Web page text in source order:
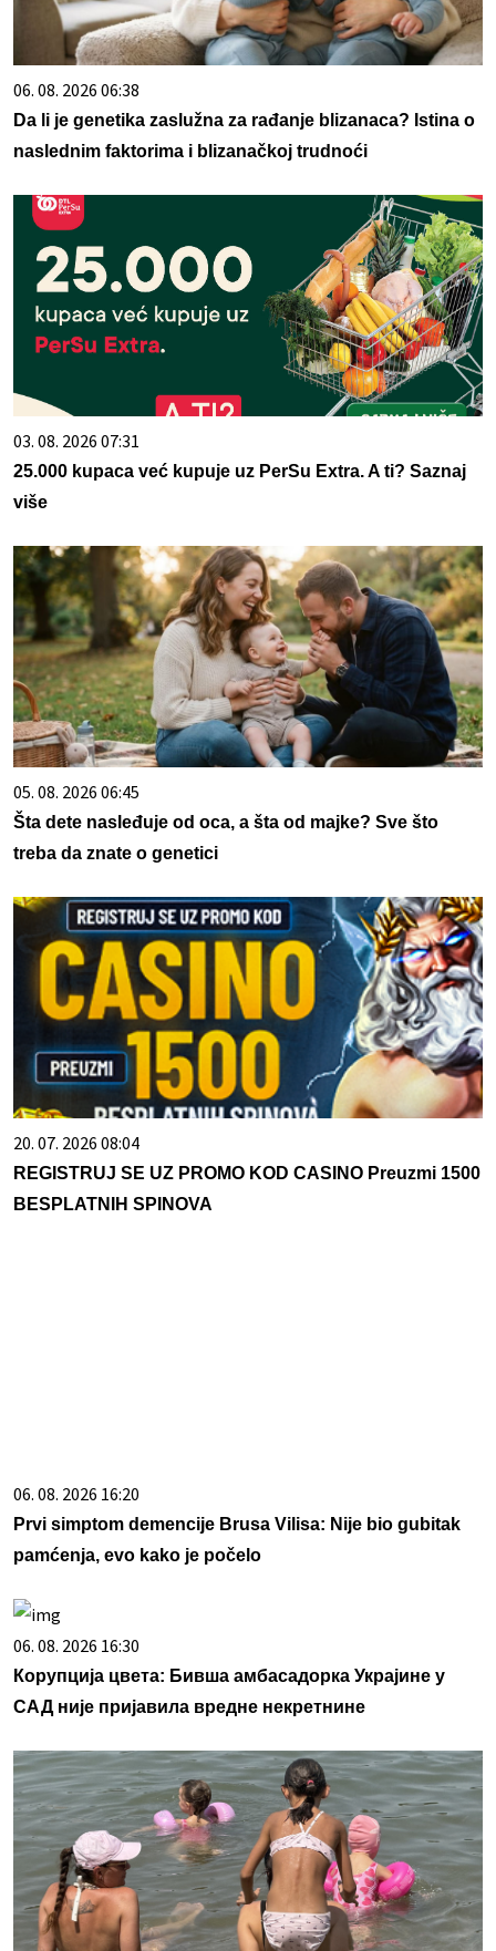
06. 08. 2026 06:38
Da li je genetika zaslužna za rađanje blizanaca? Istina o
naslednim faktorima i blizanačkoj trudnoći
03. 08. 2026 07:31
25.000 kupaca već kupuje uz PerSu Extra. A ti? Saznaj
više
05. 08. 2026 06:45
Šta dete nasleđuje od oca, a šta od majke? Sve što
treba da znate o genetici
20. 07. 2026 08:04
REGISTRUJ SE UZ PROMO KOD CASINO Preuzmi 1500
BESPLATNIH SPINOVA
06. 08. 2026 16:20
Prvi simptom demencije Brusa Vilisa: Nije bio gubitak
pamćenja, evo kako je počelo
06. 08. 2026 16:30
Корупција цвета: Бивша амбасадорка Украјине у
САД није пријавила вредне некретнине